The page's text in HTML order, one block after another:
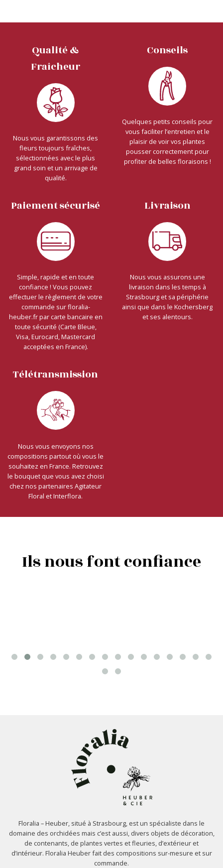
Qualité &
Fraîcheur
Nous vous garantissons des
fleurs toujours fraîches,
sélectionnées avec le plus
grand soin et un arrivage de
qualité.
Conseils
Quelques petits conseils pour
vous faciliter l’entretien et le
plaisir de voir vos plantes
pousser correctement pour
profiter de belles floraisons !
Paiement sécurisé
Simple, rapide et en toute
confiance ! Vous pouvez
effectuer le règlement de votre
commande sur floralia-
heuber.fr par carte bancaire en
toute sécurité (Carte Bleue,
Visa, Eurocard, Mastercard
acceptées en France).
Livraison
Nous vous assurons une
livraison dans les temps à
Strasbourg et sa périphérie
ainsi que dans le Kochersberg
et ses alentours.
Télétransmission
Nous vous envoyons nos
compositions partout où vous le
souhaitez en France. Retrouvez
le bouquet que vous avez choisi
chez nos partenaires Agitateur
Floral et Interflora.
Ils nous font confiance
Floralia – Heuber, situé à Strasbourg, est un spécialiste dans le
domaine des orchidées mais c’est aussi, divers objets de décoration,
de contenants, de plantes vertes et fleuries, d’extérieur et
d’intérieur. Floralia Heuber fait des compositions sur-mesure et sur
commande.